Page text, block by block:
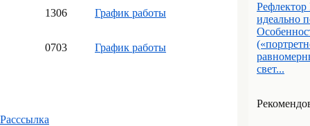
1306 График работы
0703 График работы
Расссылка
идеально
свет...